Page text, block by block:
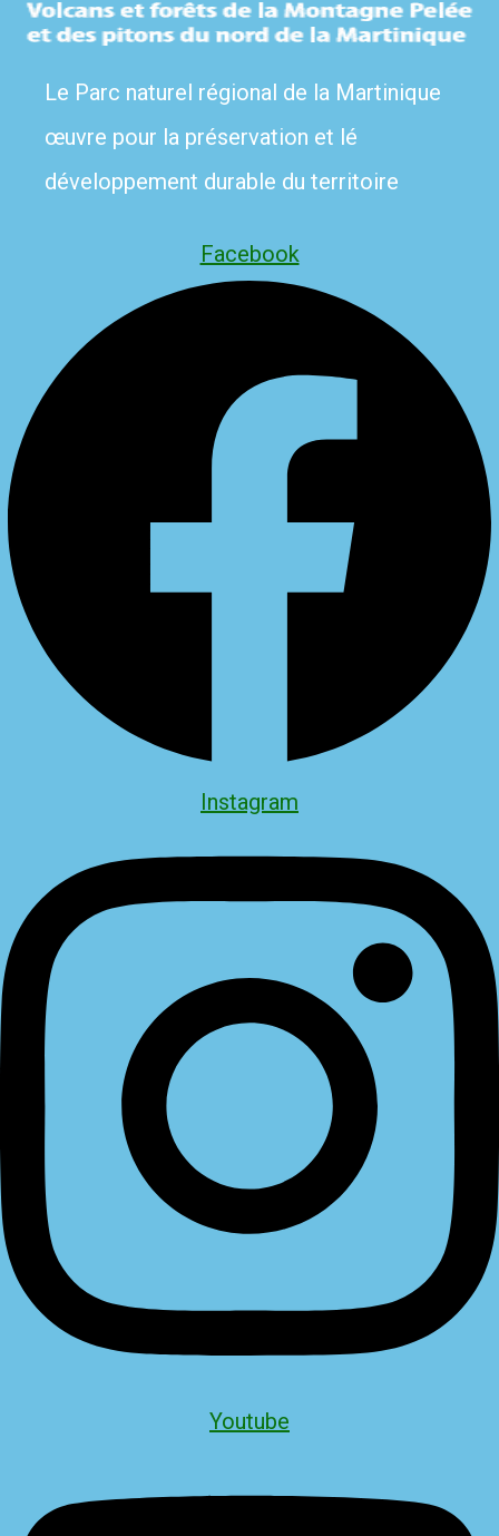
Le Parc naturel régional de la Martinique
œuvre pour la préservation et lé
développement durable du territoire
Facebook
Instagram
Youtube